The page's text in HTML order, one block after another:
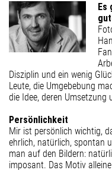
Es
Disziplin und ein wenig
Leute, die Umgebebung
die Idee, deren Umsetzung
Persönlichkeit
Mir ist persönlich wichtig,
ehrlich, natürlich, spontan
man auf den Bildern:
imposant. Das Motiv